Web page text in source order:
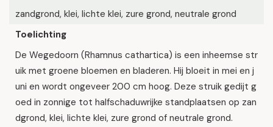
zandgrond, klei, lichte klei, zure grond, neutrale grond
Toelichting
De Wegedoorn (Rhamnus cathartica) is een inheemse str
uik met groene bloemen en bladeren. Hij bloeit in mei en j
uni en wordt ongeveer 200 cm hoog. Deze struik gedijt g
oed in zonnige tot halfschaduwrijke standplaatsen op zan
dgrond, klei, lichte klei, zure grond of neutrale grond.